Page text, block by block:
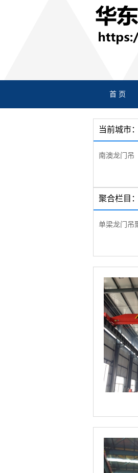
首 页
当前城市：
南澳龙门吊
聚合栏目：
单梁龙门吊